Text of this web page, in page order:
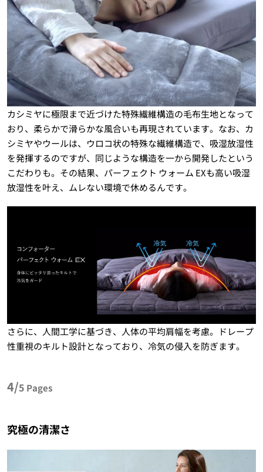
カシミヤに極限まで近づけた特殊繊維構造の毛布生地となって
おり、柔らかで滑らかな風合いも再現されています。なお、カ
シミヤやウールは、ウロコ状の特殊な繊維構造で、吸湿放湿性
を発揮するのですが、同じような構造を一から開発したという
こだわりも。その結果、パーフェクト ウォーム EXも高い吸湿
放湿性を叶え、ムレない環境で休めるんです。
さらに、人間工学に基づき、人体の平均肩幅を考慮。ドレープ
性重視のキルト設計となっており、冷気の侵入を防ぎます。
4/5 Pages
究極の清潔さ